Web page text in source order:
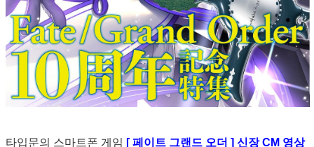
타입문의 스마트폰 게임 [ 페이트 그랜드 오더 ] 신장 CM 영상